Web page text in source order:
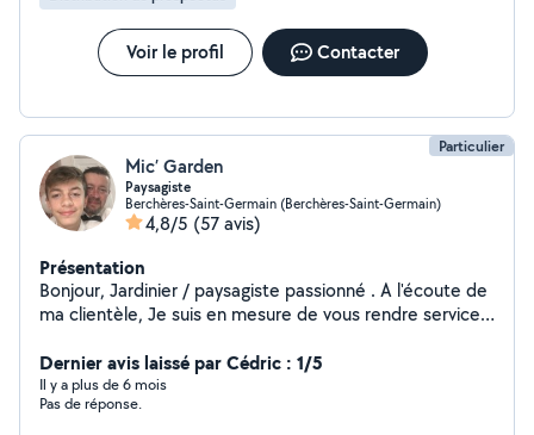
Voir le profil Contacter
Particulier
Mic’ Garden
Paysagiste
Berchères-Saint-Germain (Berchères-Saint-Germain)
4,8/5 (57 avis)
Présentation
Bonjour, Jardinier / paysagiste passionné . A l'écoute de
ma clientèle, Je suis en mesure de vous rendre service
intérieurs , tonte de pelouse/ taille de haies /
ramassage de feuilles, création d'espaces verts,
démoussage de toiture ect.. PS : je n'ai qu'un rayon
Dernier avis laissé par Cédric : 1/5
Il y a plus de 6 mois
Pas de réponse.